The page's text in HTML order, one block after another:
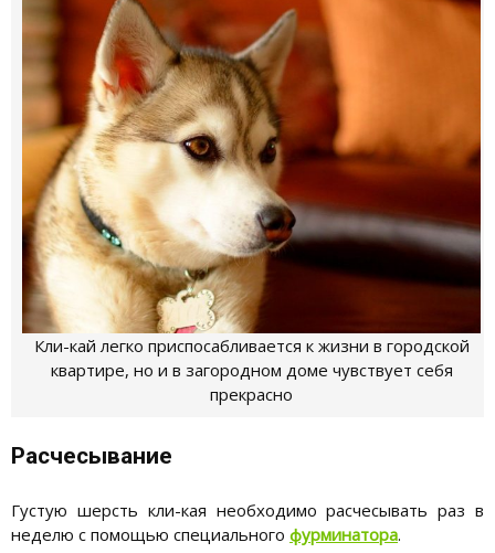
Кли-кай легко приспосабливается к жизни в городской
квартире, но и в загородном доме чувствует себя
прекрасно
Расчесывание
Густую шерсть кли-кая необходимо расчесывать раз в
неделю с помощью специального фурминатора.